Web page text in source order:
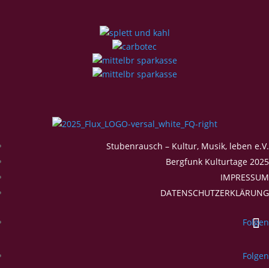
Stubenrausch – Kultur, Musik, leben e.V.
Bergfunk Kulturtage 2025
IMPRESSUM
DATENSCHUTZERKLÄRUNG
Folgen
Folgen